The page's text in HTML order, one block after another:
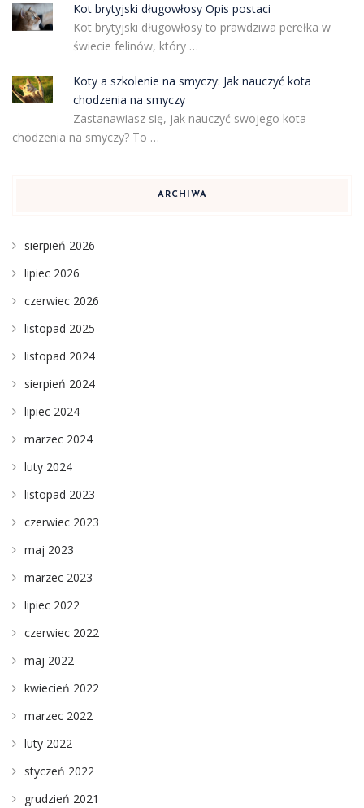
Kot brytyjski długowłosy Opis postaci
Kot brytyjski długowłosy to prawdziwa perełka w
świecie felinów, który …
Koty a szkolenie na smyczy: Jak nauczyć kota
chodzenia na smyczy
Zastanawiasz się, jak nauczyć swojego kota
chodzenia na smyczy? To …
ARCHIWA
sierpień 2026
lipiec 2026
czerwiec 2026
listopad 2025
listopad 2024
sierpień 2024
lipiec 2024
marzec 2024
luty 2024
listopad 2023
czerwiec 2023
maj 2023
marzec 2023
lipiec 2022
czerwiec 2022
maj 2022
kwiecień 2022
marzec 2022
luty 2022
styczeń 2022
grudzień 2021